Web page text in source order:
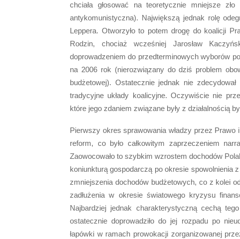
chciała głosować na teoretycznie mniejsze
antykomunistyczna). Największą jednak rolę
Leppera. Otworzyło to potem drogę do koalicji
Rodzin, chociaż wcześniej Jarosław
doprowadzeniem do przedterminowych wyborów
na 2006 rok (nierozwiązany do dziś problem
budżetowej). Ostatecznie jednak nie
tradycyjne układy koalicyjne. Oczywiście nie
które jego zdaniem związane były z działalnością
Pierwszy okres sprawowania władzy przez
reform, co było całkowitym zaprzeczeniem
Zaowocowało to szybkim wzrostem dochodów
koniunkturą gospodarczą po okresie spowolnienia
zmniejszenia dochodów budżetowych, co z kolei
zadłużenia w okresie światowego kryzysu
Najbardziej jednak charakterystyczną cechą
ostatecznie doprowadziło do jej rozpadu po
łapówki w ramach prowokacji zorganizowanej